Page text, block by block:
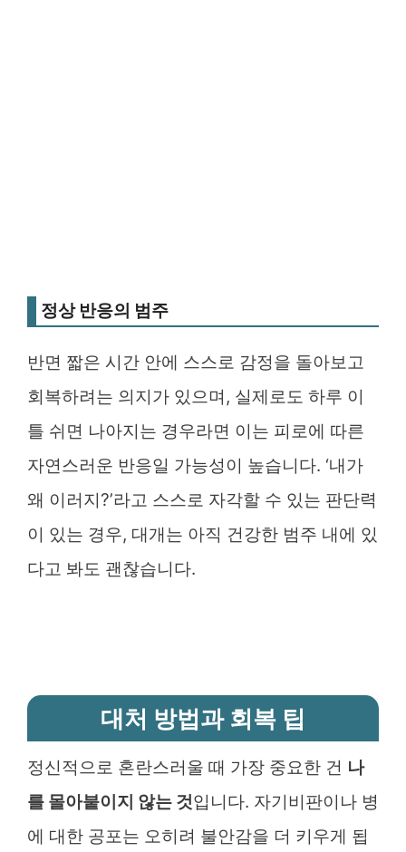
정상 반응의 범주
반면 짧은 시간 안에 스스로 감정을 돌아보고
회복하려는 의지가 있으며, 실제로도 하루 이
틀 쉬면 나아지는 경우라면 이는 피로에 따른
자연스러운 반응일 가능성이 높습니다. ‘내가
왜 이러지?’라고 스스로 자각할 수 있는 판단력
이 있는 경우, 대개는 아직 건강한 범주 내에 있
다고 봐도 괜찮습니다.
대처 방법과 회복 팁
정신적으로 혼란스러울 때 가장 중요한 건 나
를 몰아붙이지 않는 것입니다. 자기비판이나 병
에 대한 공포는 오히려 불안감을 더 키우게 됩